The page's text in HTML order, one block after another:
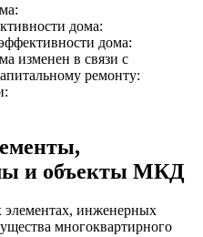
дома:
дома:
изменен в связи с
ремонту:
и объекты МКД
инженерных
многоквартирного